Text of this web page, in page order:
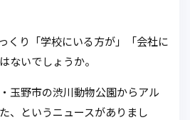
くり「学校にいる方が」「会社に
ないでしょうか。
玉野市の渋川動物公園からアル
、というニュースがありまし